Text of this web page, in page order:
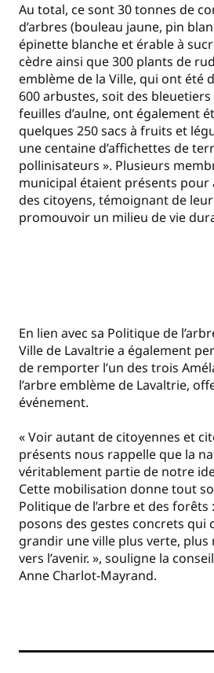
Au total, ce sont 30 tonnes de
d’arbres (bouleau jaune, pin
épinette blanche et érable à
cèdre ainsi que 300 plants de
emblème de la Ville, qui ont été
600 arbustes, soit des
feuilles d’aulne, ont également
quelques 250 sacs à fruits et
une centaine d’affichettes de
pollinisateurs ». Plusieurs
municipal étaient présents pour
des citoyens, témoignant de
promouvoir un milieu de vie
En lien avec sa Politique de
Ville de Lavaltrie a également
de remporter l’un des trois
l’arbre emblème de Lavaltrie,
événement.
« Voir autant de citoyennes et
présents nous rappelle que la
véritablement partie de notre
Cette mobilisation donne tout
Politique de l’arbre et des forêts
posons des gestes concrets
grandir une ville plus verte,
vers l’avenir. », souligne la
Anne Charlot-Mayrand.